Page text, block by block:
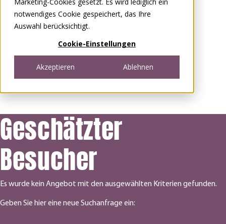
notwendiges Cookie gespeichert, das Ihre
Auswahl berücksichtigt.
Cookie-Einstellungen
Akzeptieren Ablehnen
Geschätzter
Besucher
Es wurde kein Angebot mit den ausgewählten Kriterien gefunden.
Geben Sie hier eine neue Suchanfrage ein: